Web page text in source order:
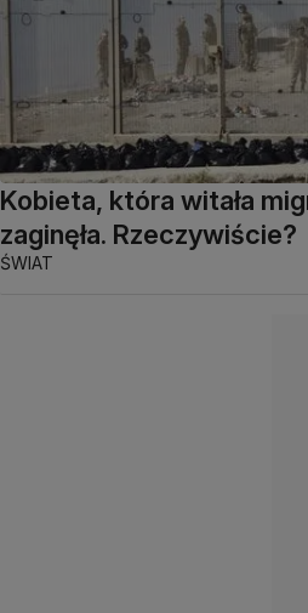
Kobieta, która witała
zaginęła. Rzeczywiście?
ŚWIAT